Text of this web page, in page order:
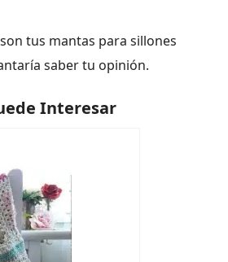
tus mantas para sillones
saber tu opinión.
Interesar